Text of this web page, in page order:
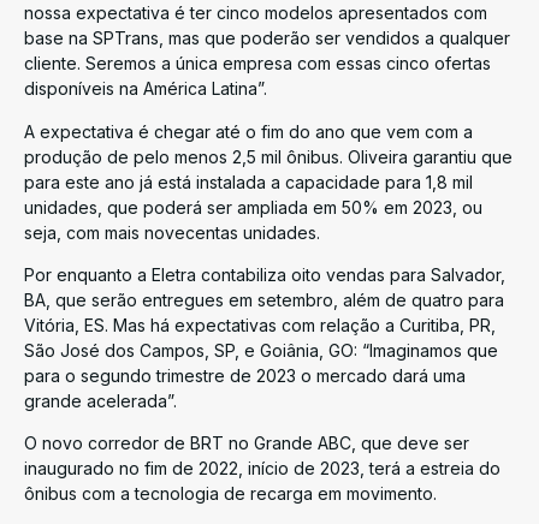
nossa expectativa é ter cinco modelos apresentados com
base na SPTrans, mas que poderão ser vendidos a qualquer
cliente. Seremos a única empresa com essas cinco ofertas
disponíveis na América Latina”.
A expectativa é chegar até o fim do ano que vem com a
produção de pelo menos 2,5 mil ônibus. Oliveira garantiu que
para este ano já está instalada a capacidade para 1,8 mil
unidades, que poderá ser ampliada em 50% em 2023, ou
seja, com mais novecentas unidades.
Por enquanto a Eletra contabiliza oito vendas para Salvador,
BA, que serão entregues em setembro, além de quatro para
Vitória, ES. Mas há expectativas com relação a Curitiba, PR,
São José dos Campos, SP, e Goiânia, GO: “Imaginamos que
para o segundo trimestre de 2023 o mercado dará uma
grande acelerada”.
O novo corredor de BRT no Grande ABC, que deve ser
inaugurado no fim de 2022, início de 2023, terá a estreia do
ônibus com a tecnologia de recarga em movimento.